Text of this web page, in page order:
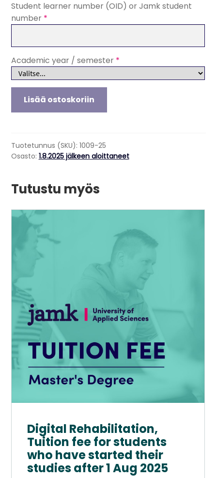
Student learner number (OID) or Jamk student
number *
Academic year / semester *
Business
fee
for
have
their
studies
määrä
Lisää ostoskoriin
Tuotetunnus (SKU): 1009-25
Osasto: 1.8.2025 jälkeen aloittaneet
Tutustu myös
Digital Rehabilitation,
Tuition fee for students
who have started their
studies after 1 Aug 2025
Tällä
tuotteella
useampi
tehdä
valinnat
tuotteen
sivulla.